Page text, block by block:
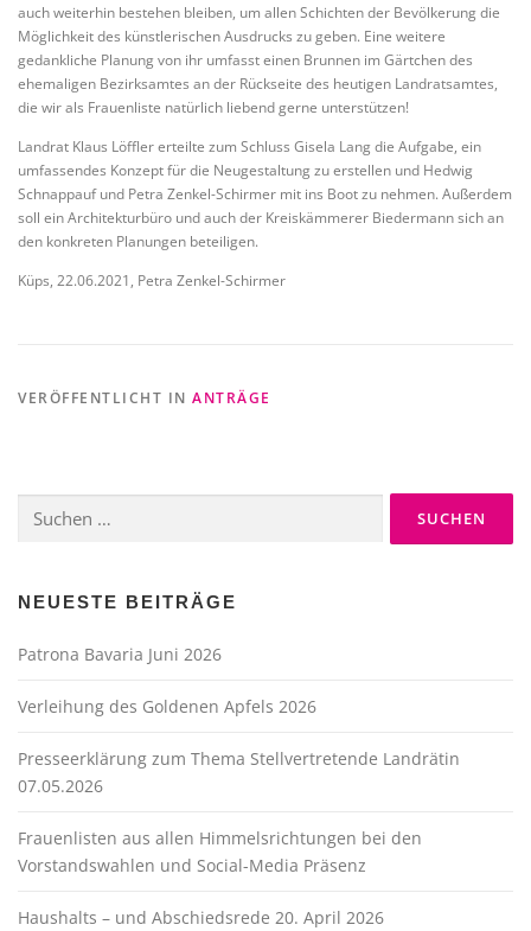
auch weiterhin bestehen bleiben, um allen Schichten der Bevölkerung die
Möglichkeit des künstlerischen Ausdrucks zu geben. Eine weitere
gedankliche Planung von ihr umfasst einen Brunnen im Gärtchen des
ehemaligen Bezirksamtes an der Rückseite des heutigen Landratsamtes,
die wir als Frauenliste natürlich liebend gerne unterstützen!
Landrat Klaus Löffler erteilte zum Schluss Gisela Lang die Aufgabe, ein
umfassendes Konzept für die Neugestaltung zu erstellen und Hedwig
Schnappauf und Petra Zenkel-Schirmer mit ins Boot zu nehmen. Außerdem
soll ein Architekturbüro und auch der Kreiskämmerer Biedermann sich an
den konkreten Planungen beteiligen.
Küps, 22.06.2021, Petra Zenkel-Schirmer
VERÖFFENTLICHT IN ANTRÄGE
nach:
NEUESTE BEITRÄGE
Patrona Bavaria Juni 2026
Verleihung des Goldenen Apfels 2026
Presseerklärung zum Thema Stellvertretende Landrätin
07.05.2026
Frauenlisten aus allen Himmelsrichtungen bei den
Vorstandswahlen und Social-Media Präsenz
Haushalts – und Abschiedsrede 20. April 2026